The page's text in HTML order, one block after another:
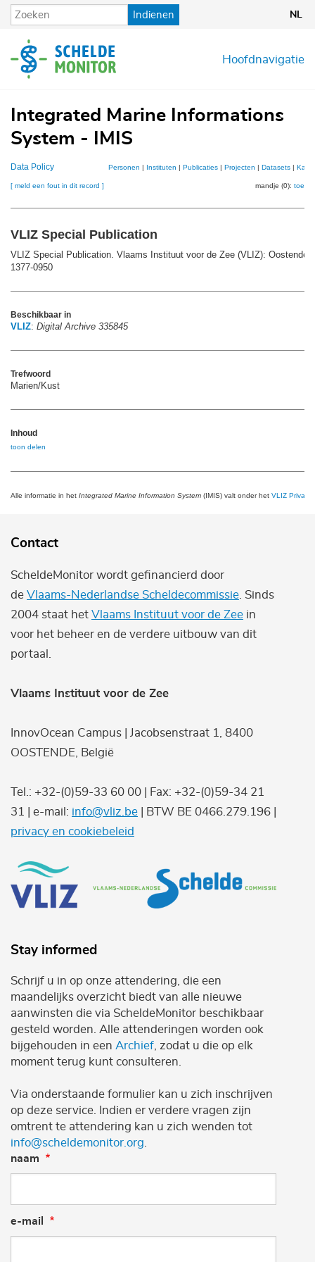
Overslaan
en
de
inhoud
Indienen NL
Hoofdnavigatie
Integrated Marine Informations
System - IMIS
Data Policy Personen | Instituten | Publicaties | Projecten | Datasets |
[ meld een fout in dit record ] mandje (0):
VLIZ Special Publication
VLIZ Special Publication. Vlaams Instituut voor de Zee (VLIZ): Oostende.
1377-0950
Beschikbaar in
VLIZ: Digital Archive 335845
Trefwoord
Marien/Kust
Inhoud
toon delen
Alle informatie in het Integrated Marine Information System (IMIS) valt onder het VLIZ Privacy
Contact
ScheldeMonitor wordt gefinancierd door
de Vlaams-Nederlandse Scheldecommissie . Sinds
2004 staat het Vlaams Instituut voor de Zee in
voor het beheer en de verdere uitbouw van dit
portaal.
Vlaams Instituut voor de Zee
InnovOcean Campus | Jacobsenstraat 1, 8400
OOSTENDE, België
Tel.: +32-(0)59-33 60 00 | Fax: +32-(0)59-34 21
31 | e-mail: info@vliz.be | BTW BE 0466.279.196 |
privacy en cookiebeleid
Stay informed
Schrijf u in op onze attendering, die een
maandelijks overzicht biedt van alle nieuwe
aanwinsten die via ScheldeMonitor beschikbaar
gesteld worden. Alle attenderingen worden ook
bijgehouden in een Archief , zodat u die op elk
moment terug kunt consulteren.
Via onderstaande formulier kan u zich inschrijven
op deze service. Indien er verdere vragen zijn
omtrent te attendering kan u zich wenden tot
info@scheldemonitor.org
naam
e-mail